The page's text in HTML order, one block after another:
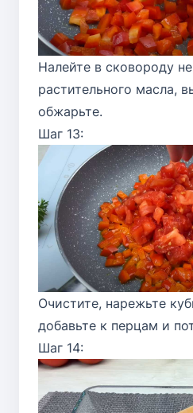
Налейте в сковороду
растительного масла,
обжарьте.
Шаг 13:
Очистите, нарежьте
добавьте к перцам и
Шаг 14: